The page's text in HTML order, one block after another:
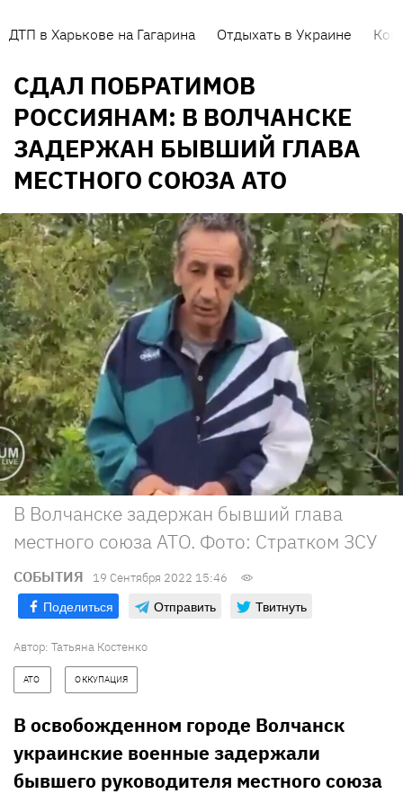
ДТП в Харькове на Гагарина Отдыхать в Украине
СДАЛ ПОБРАТИМОВ
РОССИЯНАМ: В ВОЛЧАНСКЕ
ЗАДЕРЖАН БЫВШИЙ ГЛАВА
МЕСТНОГО СОЮЗА АТО
В Волчанске задержан бывший глава
местного союза АТО. Фото: Стратком ЗСУ
СОБЫТИЯ 19 Сентября 2022 15:46
Поделиться Отправить Твитнуть
Автор: Татьяна Костенко
АТО ОККУПАЦИЯ
В освобожденном городе Волчанск
украинские военные задержали
бывшего руководителя местного союза